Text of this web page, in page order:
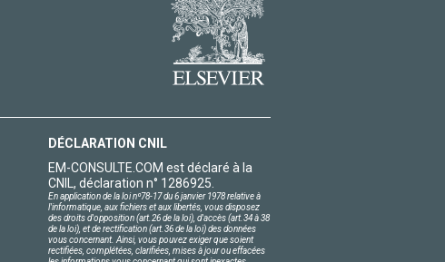
DÉCLARATION CNIL
EM-CONSULTE.COM est déclaré à la
CNIL, déclaration n° 1286925.
En application de la loi nº78-17 du 6 janvier 1978 relative à
l'informatique, aux fichiers et aux libertés, vous disposez
des droits d'opposition (art.26 de la loi), d'accès (art.34 à 38
de la loi), et de rectification (art.36 de la loi) des données
vous concernant. Ainsi, vous pouvez exiger que soient
rectifiées, complétées, clarifiées, mises à jour ou effacées